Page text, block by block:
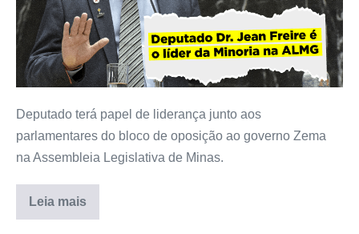
Deputado terá papel de liderança junto aos
parlamentares do bloco de oposição ao governo Zema
na Assembleia Legislativa de Minas.
Leia mais